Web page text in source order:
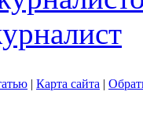
| Карта сайта |